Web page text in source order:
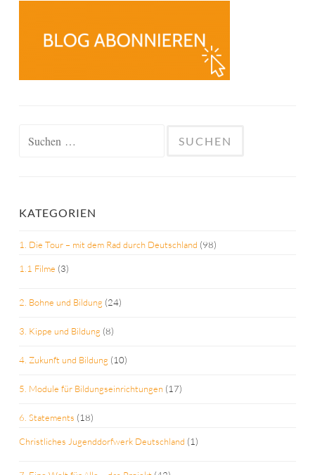
KATEGORIEN
1. Die Tour – mit dem Rad durch Deutschland (98)
1.1 Filme (3)
2. Bohne und Bildung (24)
3. Kippe und Bildung (8)
4. Zukunft und Bildung (10)
5. Module für Bildungseinrichtungen (17)
6. Statements (18)
Christliches Jugenddorfwerk Deutschland (1)